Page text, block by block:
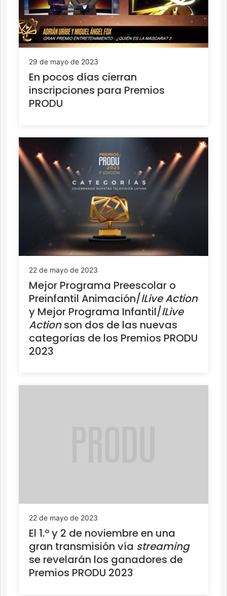
29 de mayo de 2023
En pocos días cierran
inscripciones para Premios
PRODU
22 de mayo de 2023
Mejor Programa Preescolar o
Preinfantil Animación/lLive Action
y Mejor Programa Infantil/lLive
Actionson dos de las nuevas
categorías de los Premios PRODU
2023
22 de mayo de 2023
El 1.º y 2 de noviembre en una
gran transmisión vía streaming
se revelarán los ganadores de
Premios PRODU 2023